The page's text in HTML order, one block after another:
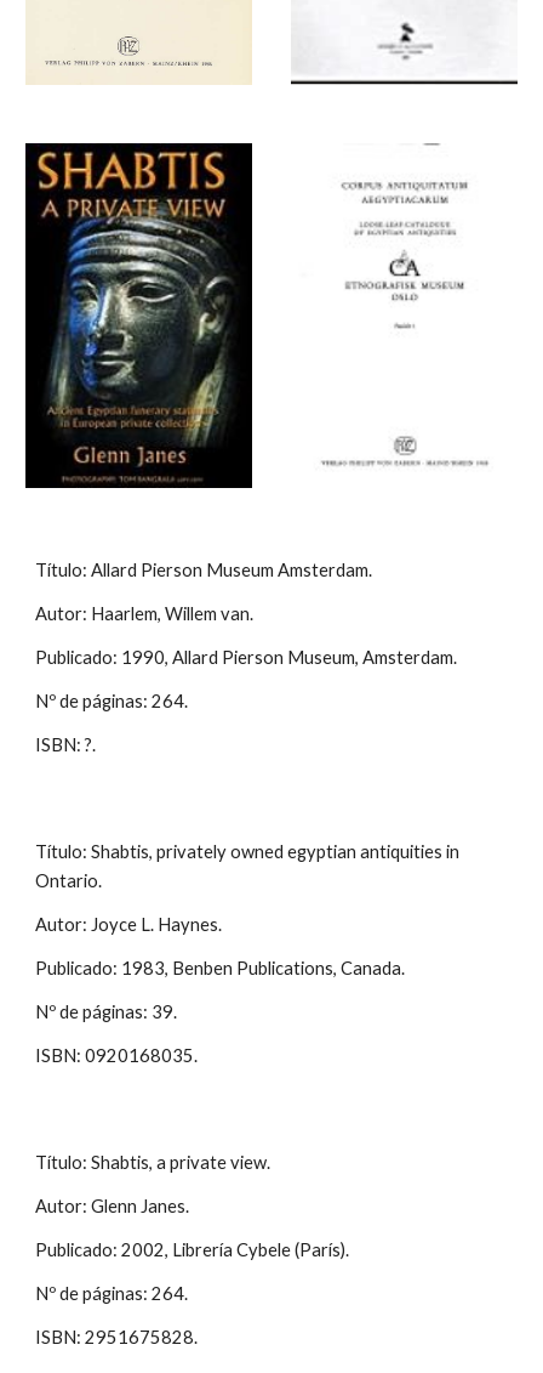
Título: Allard Pierson Museum Amsterdam.
Autor: Haarlem, Willem van.
Publicado: 1990, Allard Pierson Museum, Amsterdam.
Nº de páginas: 264.
ISBN: ?.
Título: Shabtis, privately owned egyptian antiquities in
Ontario.
Autor: Joyce L. Haynes.
Publicado: 1983, Benben Publications, Canada.
Nº de páginas: 39.
ISBN: 0920168035.
Título: Shabtis, a private view.
Autor: Glenn Janes.
Publicado: 2002, Librería Cybele (París).
Nº de páginas: 264.
ISBN: 2951675828.